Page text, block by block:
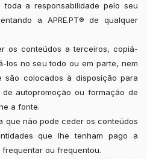
toda a responsabilidade pelo seu
a APRE.PT® de qualquer
os conteúdos a terceiros, copiá-
los no seu todo ou em parte, nem
são colocados à disposição para
autopromoção ou formação de
a fonte.
que não pode ceder os conteúdos
que lhe tenham pago a
ou frequentou.